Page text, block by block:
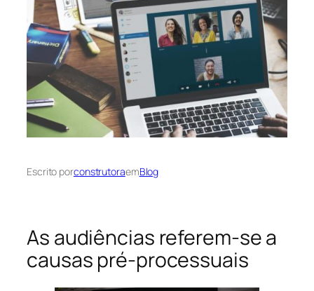
Escrito porconstrutoraemBlog
As audiências referem-se a
causas pré-processuais